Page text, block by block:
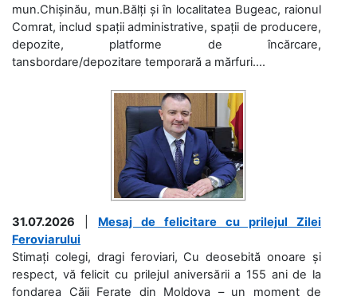
mun.Chișinău, mun.Bălți și în localitatea Bugeac, raionul
Comrat, includ spații administrative, spații de producere,
depozite, platforme de încărcare,
tansbordare/depozitare temporară a mărfuri....
31.07.2026
Mesaj de felicitare cu prilejul Zilei
Feroviarului
Stimați colegi, dragi feroviari, Cu deosebită onoare și
respect, vă felicit cu prilejul aniversării a 155 ani de la
fondarea Căii Ferate din Moldova – un moment de